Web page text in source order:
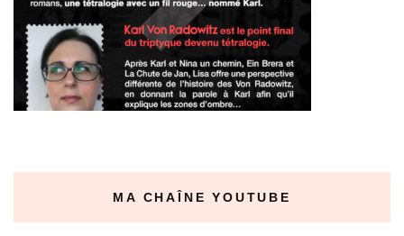
MA CHAÎNE YOUTUBE